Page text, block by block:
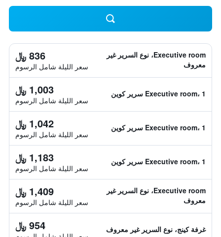
Executive room، نوع السرير غير
معروف
836 ﷼
سعر الليلة شامل الرسوم
Executive room، 1 سرير كوين 1,003 ﷼
سعر الليلة شامل الرسوم
Executive room، 1 سرير كوين 1,042 ﷼
سعر الليلة شامل الرسوم
Executive room، 1 سرير كوين 1,183 ﷼
سعر الليلة شامل الرسوم
Executive room، نوع السرير غير
معروف
1,409 ﷼
سعر الليلة شامل الرسوم
غرفة كينج، نوع السرير غير معروف 954 ﷼